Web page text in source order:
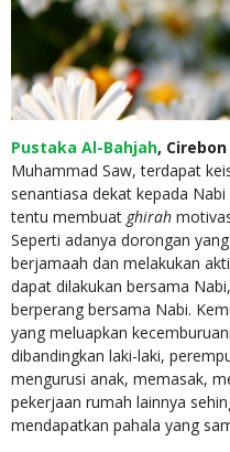
Pustaka Al-Bahjah, Cirebon
Muhammad Saw, terdapat
senantiasa dekat kepada
tentu membuat ghirah
Seperti adanya dorongan
berjamaah dan melakukan
dapat dilakukan bersama
berperang bersama Nabi.
yang meluapkan
dibandingkan laki-laki,
mengurusi anak, memasak,
pekerjaan rumah lainnya
mendapatkan pahala yang